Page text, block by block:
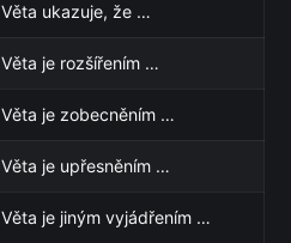
Věta ukazuje, že …
Věta je rozšířením …
Věta je zobecněním …
Věta je upřesněním …
Věta je jiným vyjádřením …